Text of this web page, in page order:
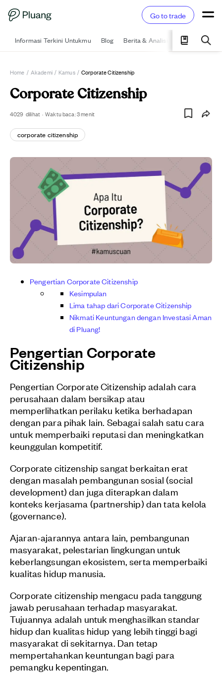
Go to trade
Informasi Terkini Untukmu Blog Berita & Analisis Pelajari
Home / Akademi / Kamus / Corporate Citizenship
Corporate Citizenship
4029 dilihat · Waktu baca:3menit
corporate citizenship
Pengertian Corporate Citizenship
Kesimpulan
Lima tahap dari Corporate Citizenship
Nikmati Keuntungan dengan Investasi Aman
di Pluang!
Pengertian Corporate
Citizenship
Pengertian Corporate Citizenship adalah cara
perusahaan dalam bersikap atau
memperlihatkan perilaku ketika berhadapan
dengan para pihak lain. Sebagai salah satu cara
untuk memperbaiki reputasi dan meningkatkan
keunggulan kompetitif.
Corporate citizenship sangat berkaitan erat
dengan masalah pembangunan sosial (social
development) dan juga diterapkan dalam
konteks kerjasama (partnership) dan tata kelola
(governance).
Ajaran-ajarannya antara lain, pembangunan
masyarakat, pelestarian lingkungan untuk
keberlangsungan ekosistem, serta memperbaiki
kualitas hidup manusia.
Corporate citizenship mengacu pada tanggung
jawab perusahaan terhadap masyarakat.
Tujuannya adalah untuk menghasilkan standar
hidup dan kualitas hidup yang lebih tinggi bagi
masyarakat di sekitarnya. Dan tetap
mempertahankan keuntungan bagi para
pemangku kepentingan.